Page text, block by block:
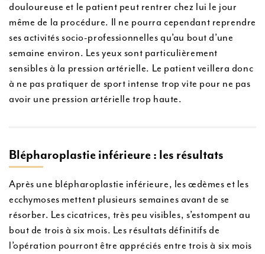
douloureuse et le patient peut rentrer chez lui le jour
même de la procédure. Il ne pourra cependant reprendre
ses activités socio-professionnelles qu’au bout d’une
semaine environ. Les yeux sont particulièrement
sensibles à la pression artérielle. Le patient veillera donc
à ne pas pratiquer de sport intense trop vite pour ne pas
avoir une pression artérielle trop haute.
Blépharoplastie inférieure : les résultats
Après une blépharoplastie inférieure, les œdèmes et les
ecchymoses mettent plusieurs semaines avant de se
résorber. Les cicatrices, très peu visibles, s’estompent au
bout de trois à six mois. Les résultats définitifs de
l’opération pourront être appréciés entre trois à six mois